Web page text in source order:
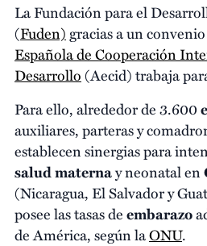
La Fundación para el
(Fuden) gracias a un
Española de Cooperación
Desarrollo(Aecid) trabaja
Para ello, alrededor de 3.600
auxiliares, parteras y
establecen sinergias para
saludmaternay neonatal en
(Nicaragua, El Salvador y
posee las tasas deembarazo
de América, según laONU.